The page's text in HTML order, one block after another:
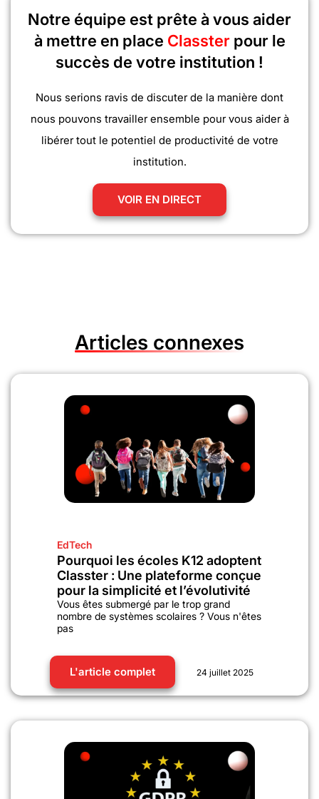
Notre équipe est prête à vous aider
à mettre en place Classter pour le
succès de votre institution !
Nous serions ravis de discuter de la manière dont
nous pouvons travailler ensemble pour vous aider à
libérer tout le potentiel de productivité de votre
institution.
VOIR EN DIRECT
Articles connexes
EdTech
Pourquoi les écoles K12 adoptent
Classter : Une plateforme conçue
pour la simplicité et l’évolutivité
Vous êtes submergé par le trop grand
nombre de systèmes scolaires ? Vous n'êtes
pas
L'article complet 24 juillet 2025